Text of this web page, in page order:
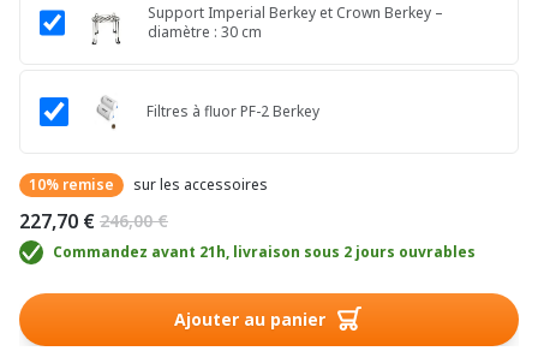
Support Imperial Berkey et Crown Berkey –
diamètre : 30 cm
Filtres à fluor PF-2 Berkey
10% remise sur les accessoires
227,70 € 246,00 €
Commandez avant 21h, livraison sous 2 jours ouvrables
Ajouter au panier